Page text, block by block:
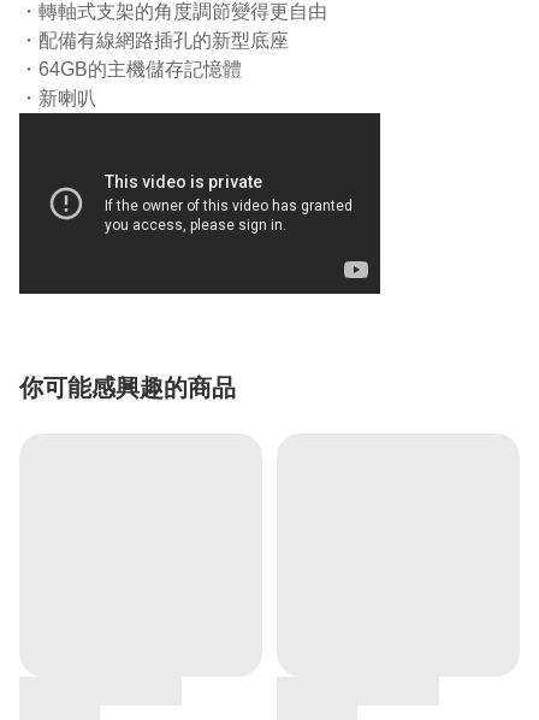
・轉軸式支架的角度調節變得更自由
・配備有線網路插孔的新型底座
・64GB的主機儲存記憶體
・新喇叭
你可能感興趣的商品